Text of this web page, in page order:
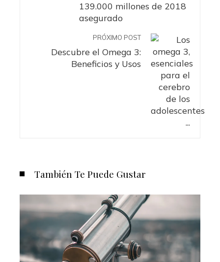
139.000 millones de 2018
asegurado
PRÓXIMO POST
Descubre el Omega 3:
Beneficios y Usos
También Te Puede Gustar